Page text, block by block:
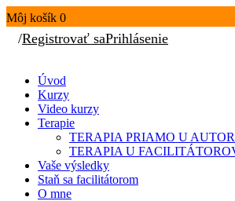
Môj košík 0
/Registrovať saPrihlásenie
Úvod
Kurzy
Video kurzy
Terapie
TERAPIA PRIAMO U
TERAPIA U
Vaše výsledky
Staň sa facilitátorom
O mne